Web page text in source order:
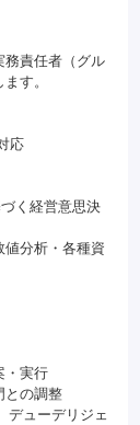
務責任者（グル
す。
応
く経営意思決
値分析・各種資
・実行
との調整
デューデリジェ